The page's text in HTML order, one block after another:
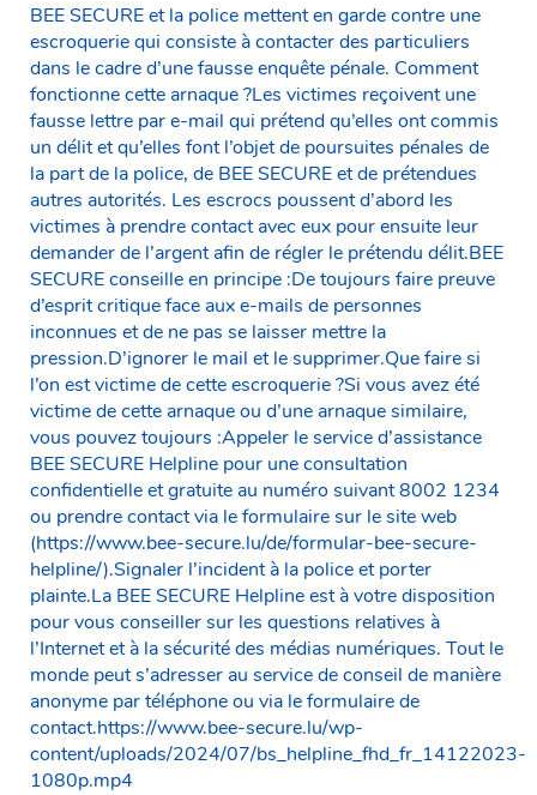
BEE SECURE et la police mettent en garde contre une
escroquerie qui consiste à contacter des particuliers
dans le cadre d’une fausse enquête pénale. Comment
fonctionne cette arnaque ?Les victimes reçoivent une
fausse lettre par e-mail qui prétend qu’elles ont commis
un délit et qu’elles font l’objet de poursuites pénales de
la part de la police, de BEE SECURE et de prétendues
autres autorités. Les escrocs poussent d’abord les
victimes à prendre contact avec eux pour ensuite leur
demander de l’argent afin de régler le prétendu délit.BEE
SECURE conseille en principe :De toujours faire preuve
d’esprit critique face aux e-mails de personnes
inconnues et de ne pas se laisser mettre la
pression.D’ignorer le mail et le supprimer.Que faire si
l’on est victime de cette escroquerie ?Si vous avez été
victime de cette arnaque ou d’une arnaque similaire,
vous pouvez toujours :Appeler le service d’assistance
BEE SECURE Helpline pour une consultation
confidentielle et gratuite au numéro suivant 8002 1234
ou prendre contact via le formulaire sur le site web
(https://www.bee-secure.lu/de/formular-bee-secure-
helpline/).Signaler l’incident à la police et porter
plainte.La BEE SECURE Helpline est à votre disposition
pour vous conseiller sur les questions relatives à
l’Internet et à la sécurité des médias numériques. Tout le
monde peut s’adresser au service de conseil de manière
anonyme par téléphone ou via le formulaire de
contact.https://www.bee-secure.lu/wp-
content/uploads/2024/07/bs_helpline_fhd_fr_14122023-
1080p.mp4